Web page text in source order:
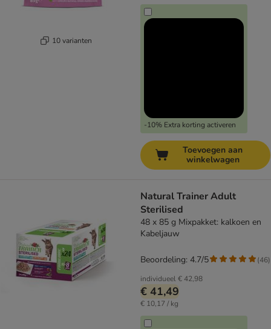
10 varianten
-10% Extra korting activeren
Toevoegen aan
winkelwagen
Natural Trainer Adult
Sterilised
48 x 85 g Mixpakket: kalkoen en
Kabeljauw
individueel€ 42,98
€ 41,49
€ 10,17 / kg
Beoordeling: 4.7/5 (46)